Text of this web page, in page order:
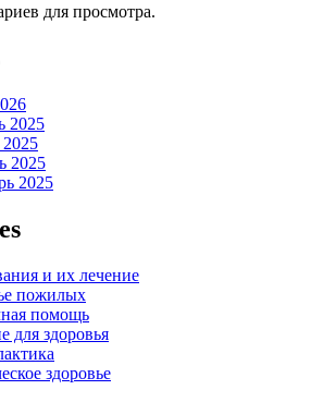
для просмотра.
2025
2025
2025
и их лечение
пожилых
помощь
для здоровья
здоровье